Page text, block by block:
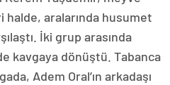
aralarında husumet
İki grup arasında
kavgaya dönüştü. Tabanca
Adem Oral’ın arkadaşı